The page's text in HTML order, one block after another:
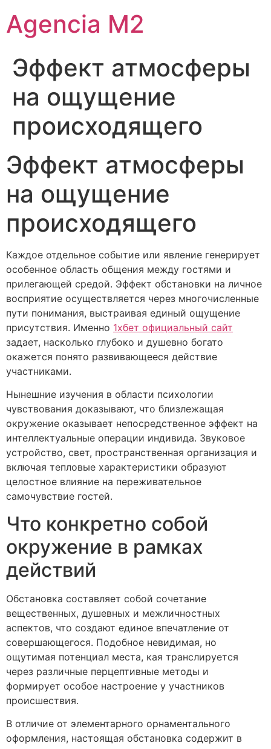
Agencia M2
Эффект атмосферы
на ощущение
происходящего
Эффект атмосферы
на ощущение
происходящего
Каждое отдельное событие или явление генерирует
особенное область общения между гостями и
прилегающей средой. Эффект обстановки на личное
восприятие осуществляется через многочисленные
пути понимания, выстраивая единый ощущение
присутствия. Именно 1хбет официальный сайт
задает, насколько глубоко и душевно богато
окажется понято развивающееся действие
участниками.
Нынешние изучения в области психологии
чувствования доказывают, что близлежащая
окружение оказывает непосредственное эффект на
интеллектуальные операции индивида. Звуковое
устройство, свет, пространственная организация и
включая тепловые характеристики образуют
целостное влияние на переживательное
самочувствие гостей.
Что конкретно собой
окружение в рамках
действий
Обстановка составляет собой сочетание
вещественных, душевных и межличностных
аспектов, что создают единое впечатление от
совершающегося. Подобное невидимая, но
ощутимая потенциал места, кая транслируется
через различные перцептивные методы и
формирует особое настроение у участников
происшествия.
В отличие от элементарного орнаментального
оформления, настоящая обстановка содержит в